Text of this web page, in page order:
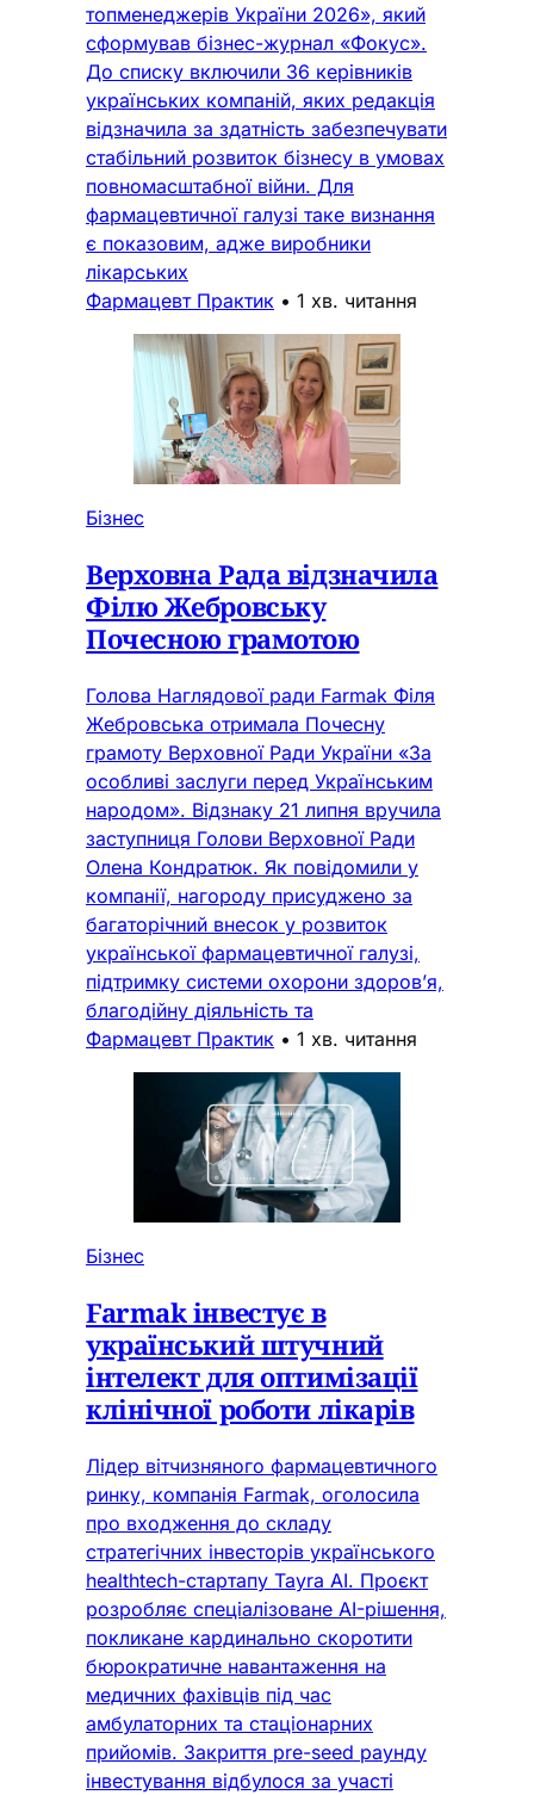
топменеджерів України 2026», який
сформував бізнес-журнал «Фокус».
До списку включили 36 керівників
українських компаній, яких редакція
відзначила за здатність забезпечувати
стабільний розвиток бізнесу в умовах
повномасштабної війни. Для
фармацевтичної галузі таке визнання
є показовим, адже виробники
лікарських
Фармацевт Практик • 1 хв. читання
Бізнес
Верховна Рада відзначила
Філю Жебровську
Почесною грамотою
Голова Наглядової ради Farmak Філя
Жебровська отримала Почесну
грамоту Верховної Ради України «За
особливі заслуги перед Українським
народом». Відзнаку 21 липня вручила
заступниця Голови Верховної Ради
Олена Кондратюк. Як повідомили у
компанії, нагороду присуджено за
багаторічний внесок у розвиток
української фармацевтичної галузі,
підтримку системи охорони здоров’я,
благодійну діяльність та
Фармацевт Практик • 1 хв. читання
Бізнес
Farmak інвестує в
український штучний
інтелект для оптимізації
клінічної роботи лікарів
Лідер вітчизняного фармацевтичного
ринку, компанія Farmak, оголосила
про входження до складу
стратегічних інвесторів українського
healthtech-стартапу Tayra AI. Проєкт
розробляє спеціалізоване AI-рішення,
покликане кардинально скоротити
бюрократичне навантаження на
медичних фахівців під час
амбулаторних та стаціонарних
прийомів. Закриття pre-seed раунду
інвестування відбулося за участі